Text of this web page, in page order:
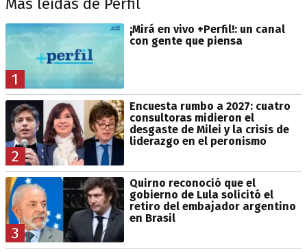
Más leídas de Perfil
1
¡Mirá en vivo +Perfil!: un canal
con gente que piensa
2
Encuesta rumbo a 2027: cuatro
consultoras midieron el
desgaste de Milei y la crisis de
liderazgo en el peronismo
3
Quirno reconoció que el
gobierno de Lula solicitó el
retiro del embajador argentino
en Brasil